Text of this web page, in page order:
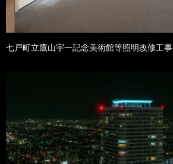
七戸町立鷹山宇一記念美術館等照明改修工事